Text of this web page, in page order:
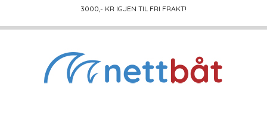
3000,- KR IGJEN TIL FRI FRAKT!